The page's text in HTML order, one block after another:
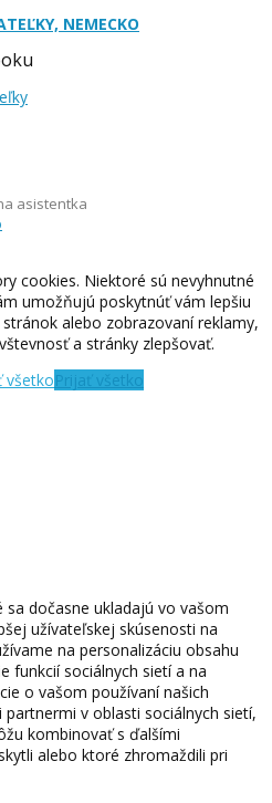
NEMECKO
asistentka
cookies. Niektoré sú nevyhnutné
umožňujú poskytnúť vám lepšiu
alebo zobrazovaní reklamy,
a stránky zlepšovať.
všetkoPrijať všetko
dočasne ukladajú vo vašom
užívateľskej skúsenosti na
na personalizáciu obsahu
funkcií sociálnych sietí a na
o vašom používaní našich
v oblasti sociálnych sietí,
kombinovať s ďalšími
alebo ktoré zhromaždili pri